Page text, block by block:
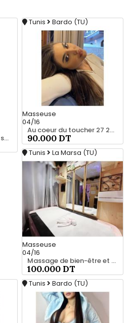
Besoin de relaxation de se vider la tête ? 28 635 347
Tunis Bardo (TU)
Masseuse
04/16
Au coeur du toucher 27 221 122
90.000 DT
Tunis La Marsa (TU)
Masseuse
04/16
Massage de bien-être et confort 25 926 213
100.000 DT
Tunis Bardo (TU)